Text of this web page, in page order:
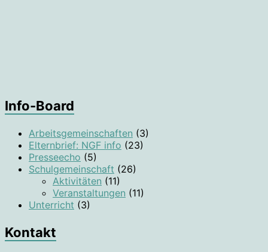
Info-Board
Arbeitsgemeinschaften (3)
Elternbrief: NGF info (23)
Presseecho (5)
Schulgemeinschaft (26)
Aktivitäten (11)
Veranstaltungen (11)
Unterricht (3)
Kontakt